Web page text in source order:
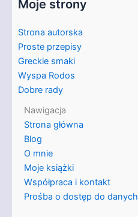
Moje strony
Strona autorska
Proste przepisy
Greckie smaki
Wyspa Rodos
Dobre rady
Nawigacja
Strona główna
Blog
O mnie
Moje książki
Współpraca i kontakt
Prośba o dostęp do danych